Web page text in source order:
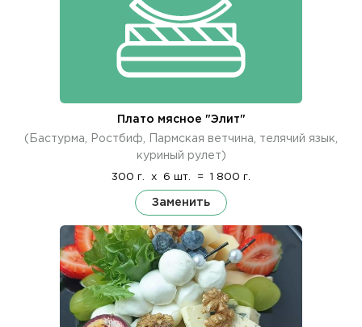
Плато мясное "Элит"
(Бастурма, Ростбиф, Пармская ветчина, телячий язык,
куриный рулет)
300 г. x 6 шт. = 1 800 г.
Заменить